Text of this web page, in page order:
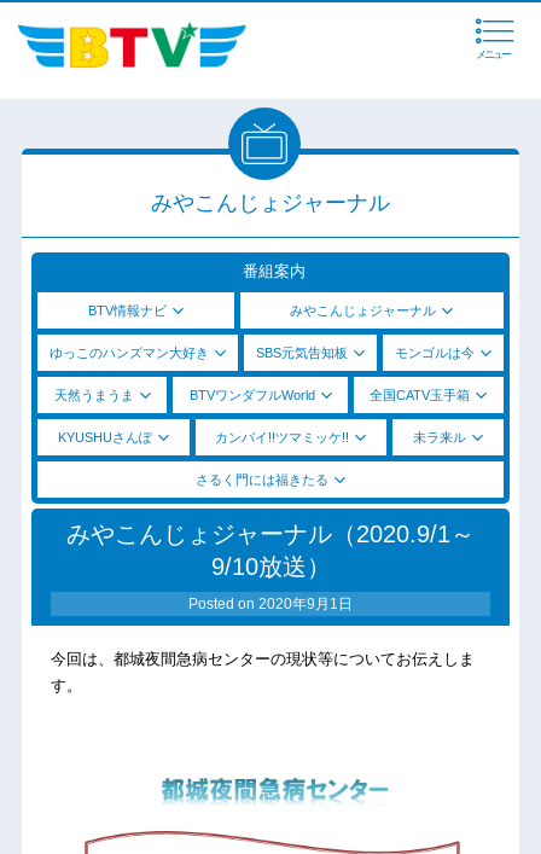
メニュー
みやこんじょジャーナル
番組案内
BTV情報ナビ みやこんじょジャーナル
ゆっこのハンズマン大好き SBS元気告知板 モンゴルは今
天然うまうま BTVワンダフルWorld 全国CATV玉手箱
KYUSHUさんぽ カンパイ!!ツマミッケ!! 未ラ来ル
さるく門には福きたる
みやこんじょジャーナル（2020.9/1～
9/10放送）
Posted on 2020年9月1日
今回は、都城夜間急病センターの現状等についてお伝えしま
す。